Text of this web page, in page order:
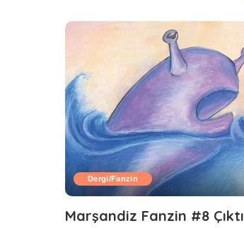
Dergi/Fanzin
Marşandiz Fanzin #8 Çıktı